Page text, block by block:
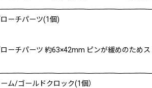
ーチパーツ(1個)
ーチパーツ 約63×42mm ピンが緩めのため
ム/ゴールドクロック(1個）